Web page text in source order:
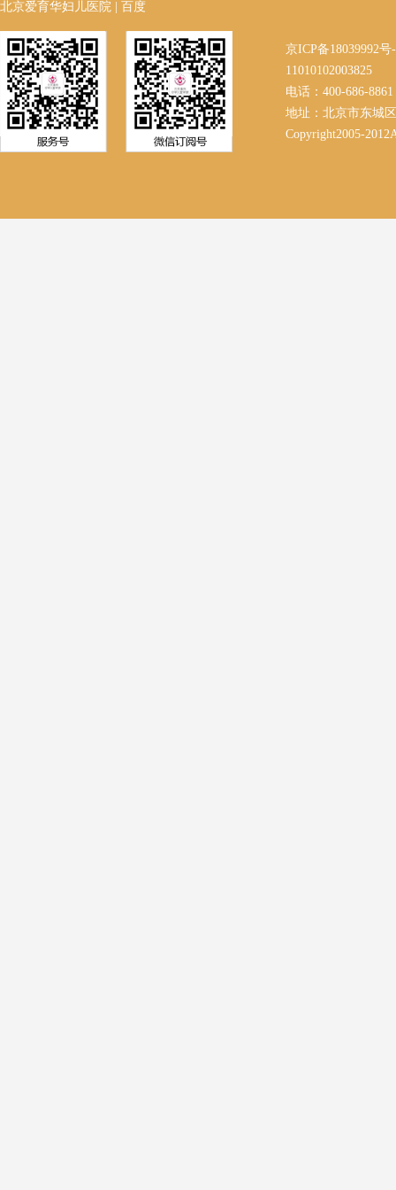
北京爱育华妇儿医院 百度
京ICP备18039992
11010102003825
电话：400-686-
地址：北京市东城
Copyright2005-